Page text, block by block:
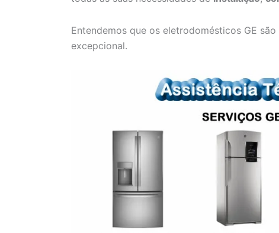
Entendemos que os eletrodomésticos GE
excepcional.